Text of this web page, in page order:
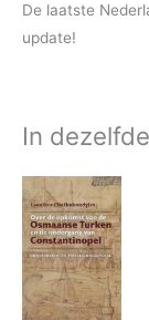
De laatste
update!
In